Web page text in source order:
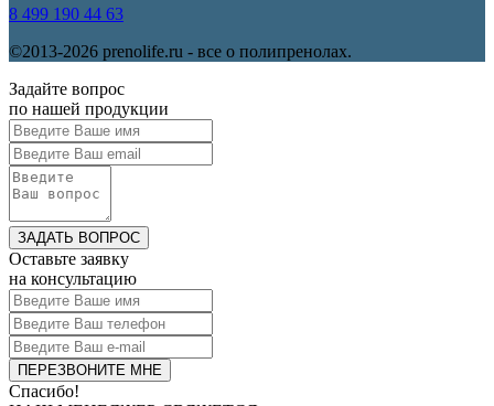
8 499 190 44 63
©2013-2026 prenolife.ru - все о полипренолах.
Задайте вопрос
по нашей продукции
ЗАДАТЬ ВОПРОС
Оставьте заявку
на консультацию
Спасибо!